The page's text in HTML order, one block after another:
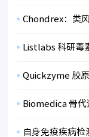
Chondrex：类
Listlabs 科研毒
Quickzyme 胶
Biomedica 骨代
自身免疫疾病检